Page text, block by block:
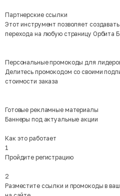
Партнерские ссылки
Этот инструмент позволяет
перехода на любую страницу Орбита
Персональные промокоды для
Делитесь промокодом со своими
стоимости заказа
Готовые рекламные материалы
Баннеры под актуальные акции
Как это работает
1
Пройдите регистрацию
2
Разместите ссылки и промокоды в